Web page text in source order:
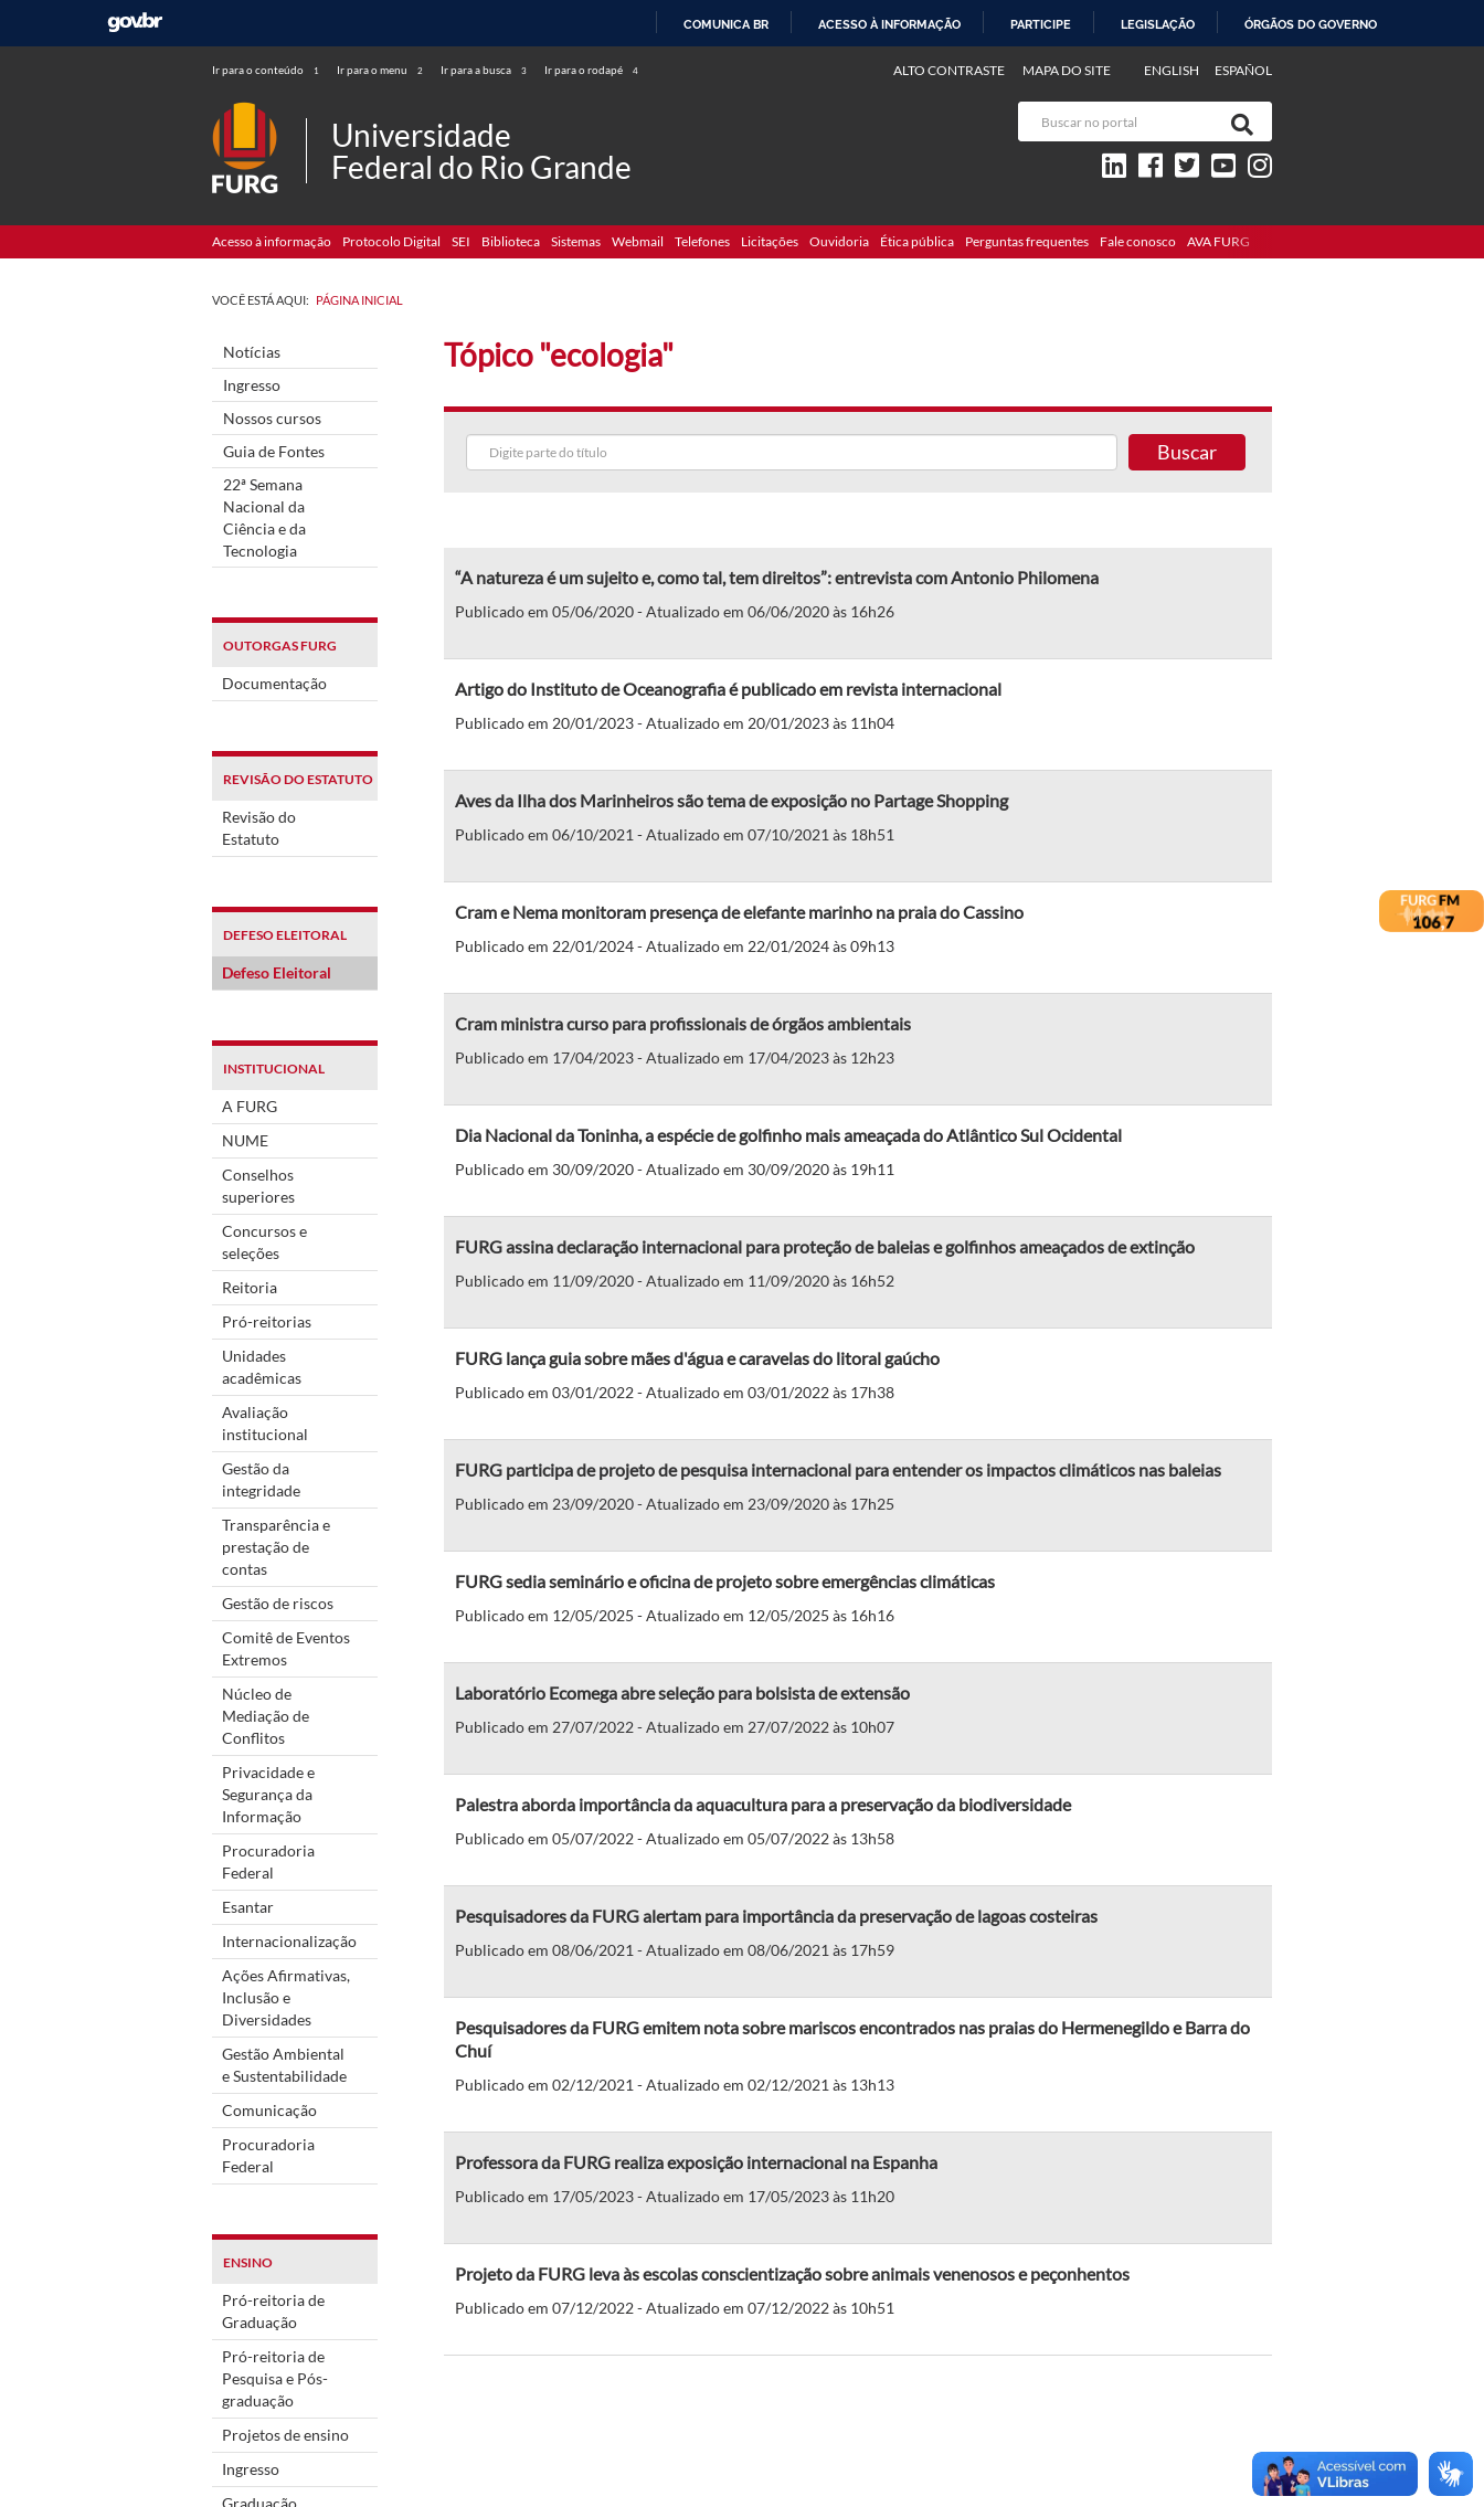
COMUNICA BR ACESSO À INFORMAÇÃO PARTICIPE LEGISLAÇÃO ÓRGÃOS DO GOVERNO
Ir para o conteúdo 1 Ir para o menu 2 Ir para a busca 3 Ir para o rodapé 4 ENGLISH ESPAÑOL
ALTO CONTRASTE MAPA DO SITE
Universidade
Federal do Rio Grande
Acesso à informação Protocolo Digital SEI Biblioteca Sistemas Webmail Telefones Licitações Ouvidoria Ética pública Perguntas frequentes Fale conosco AVA FURG
VOCÊ ESTÁ AQUI: PÁGINA INICIAL
Notícias
Ingresso
Nossos cursos
Guia de Fontes
22ª Semana
Nacional da
Ciência e da
Tecnologia
OUTORGAS FURG
Documentação
REVISÃO DO ESTATUTO
Revisão do
Estatuto
DEFESO ELEITORAL
Defeso Eleitoral
INSTITUCIONAL
A FURG
NUME
Conselhos
superiores
Concursos e
seleções
Reitoria
Pró-reitorias
Unidades
acadêmicas
Avaliação
institucional
Gestão da
integridade
Transparência e
prestação de
contas
Gestão de riscos
Comitê de Eventos
Extremos
Núcleo de
Mediação de
Conflitos
Privacidade e
Segurança da
Informação
Procuradoria
Federal
Esantar
Internacionalização
Ações Afirmativas,
Inclusão e
Diversidades
Gestão Ambiental
e Sustentabilidade
Comunicação
Procuradoria
Federal
ENSINO
Pró-reitoria de
Graduação
Pró-reitoria de
Pesquisa e Pós-
graduação
Projetos de ensino
Ingresso
Graduação
Tópico "ecologia"
Buscar
“A natureza é um sujeito e, como tal, tem direitos”: entrevista com Antonio Philomena
Publicado em 05/06/2020 - Atualizado em 06/06/2020 às 16h26
Artigo do Instituto de Oceanografia é publicado em revista internacional
Publicado em 20/01/2023 - Atualizado em 20/01/2023 às 11h04
Aves da Ilha dos Marinheiros são tema de exposição no Partage Shopping
Publicado em 06/10/2021 - Atualizado em 07/10/2021 às 18h51
Cram e Nema monitoram presença de elefante marinho na praia do Cassino
Publicado em 22/01/2024 - Atualizado em 22/01/2024 às 09h13
Cram ministra curso para profissionais de órgãos ambientais
Publicado em 17/04/2023 - Atualizado em 17/04/2023 às 12h23
Dia Nacional da Toninha, a espécie de golfinho mais ameaçada do Atlântico Sul Ocidental
Publicado em 30/09/2020 - Atualizado em 30/09/2020 às 19h11
FURG assina declaração internacional para proteção de baleias e golfinhos ameaçados de extinção
Publicado em 11/09/2020 - Atualizado em 11/09/2020 às 16h52
FURG lança guia sobre mães d'água e caravelas do litoral gaúcho
Publicado em 03/01/2022 - Atualizado em 03/01/2022 às 17h38
FURG participa de projeto de pesquisa internacional para entender os impactos climáticos nas baleias
Publicado em 23/09/2020 - Atualizado em 23/09/2020 às 17h25
FURG sedia seminário e oficina de projeto sobre emergências climáticas
Publicado em 12/05/2025 - Atualizado em 12/05/2025 às 16h16
Laboratório Ecomega abre seleção para bolsista de extensão
Publicado em 27/07/2022 - Atualizado em 27/07/2022 às 10h07
Palestra aborda importância da aquacultura para a preservação da biodiversidade
Publicado em 05/07/2022 - Atualizado em 05/07/2022 às 13h58
Pesquisadores da FURG alertam para importância da preservação de lagoas costeiras
Publicado em 08/06/2021 - Atualizado em 08/06/2021 às 17h59
Pesquisadores da FURG emitem nota sobre mariscos encontrados nas praias do Hermenegildo e Barra do
Chuí
Publicado em 02/12/2021 - Atualizado em 02/12/2021 às 13h13
Professora da FURG realiza exposição internacional na Espanha
Publicado em 17/05/2023 - Atualizado em 17/05/2023 às 11h20
Projeto da FURG leva às escolas conscientização sobre animais venenosos e peçonhentos
Publicado em 07/12/2022 - Atualizado em 07/12/2022 às 10h51